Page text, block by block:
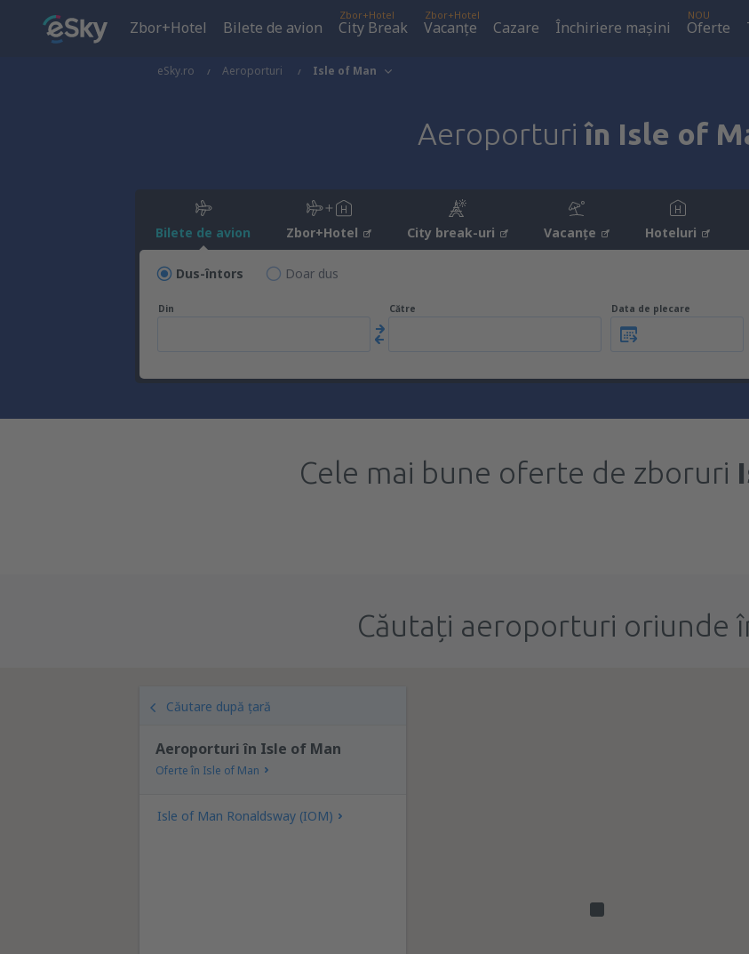
Zbor+Hotel Bilete de avion
Zbor+Hotel
City Break
Zbor+Hotel
Vacanţe Cazare Închiriere mașini
NOU
Oferte
eSky.ro Aeroporturi Isle of Man
Aeroporturiîn Isle of
Bilete de avion Zbor+Hotel City break-uri Vacanţe Hoteluri
Dus-întors Doar dus
Din Către Data de plecare
Cele mai bune oferte de zboruri
Căutați aeroporturi oriunde
Căutare după țară
Aeroporturi în Isle of Man
Oferte în Isle of Man
Isle of Man Ronaldsway (IOM)